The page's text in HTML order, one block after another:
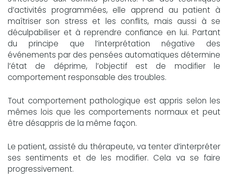
d’activités programmées, elle apprend au patient à
maîtriser son stress et les conflits, mais aussi à se
déculpabiliser et à reprendre confiance en lui. Partant
du principe que l’interprétation négative des
événements par des pensées automatiques détermine
l’état de déprime, l’objectif est de modifier le
comportement responsable des troubles.
Tout comportement pathologique est appris selon les
mêmes lois que les comportements normaux et peut
être désappris de la même façon.
Le patient, assisté du thérapeute, va tenter d’interpréter
ses sentiments et de les modifier. Cela va se faire
progressivement.